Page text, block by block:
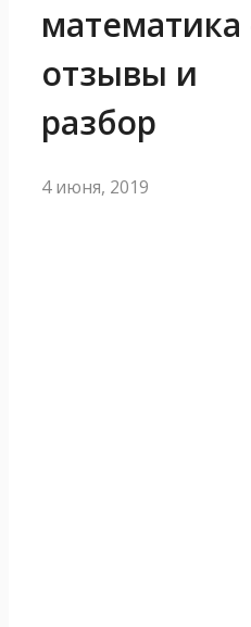
отзывы и
разбор
4 июня, 2019